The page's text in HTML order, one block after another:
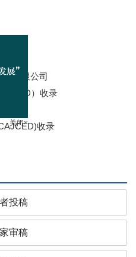
）有限公司
）收录
收录
投稿
审稿